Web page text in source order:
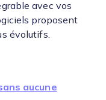
avec vos
proposent
évolutifs.
aucune